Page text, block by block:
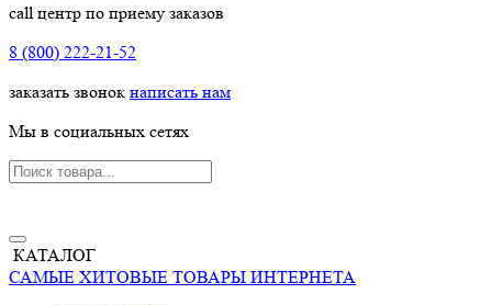
call центр по приему заказов
8 (800) 222-21-52
заказать звонок написать нам
Мы в социальных сетях
КАТАЛОГ
САМЫЕ ХИТОВЫЕ ТОВАРЫ ИНТЕРНЕТА